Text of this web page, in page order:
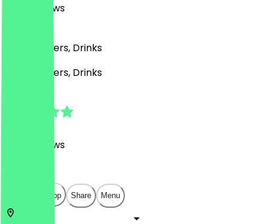
Reviews
Café, Burgers, Drinks
Café, Burgers, Drinks
Reviews
Open in app Share Menu